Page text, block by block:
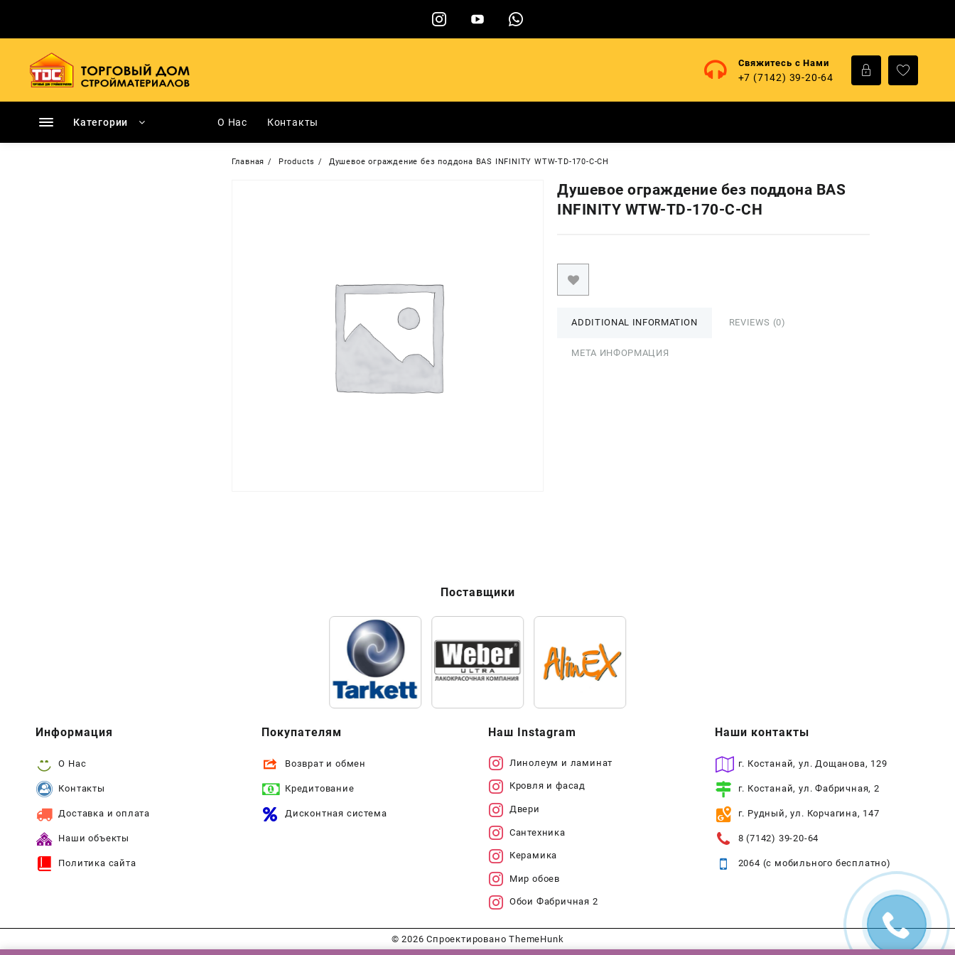
содержимому
Свяжитесь с Нами
+7 (7142) 39-20-64
Категории О Нас Контакты
Главная Products Душевое ограждение без поддона BAS INFINITY WTW-TD-170-C-CH
Душевое ограждение без поддона BAS
INFINITY WTW-TD-170-C-CH
ADDITIONAL INFORMATION REVIEWS (0)
МЕТА ИНФОРМАЦИЯ
Поставщики
Информация
О Нас
Контакты
Доставка и оплата
Наши объекты
Политика сайта
Покупателям
Возврат и обмен
Кредитование
Дисконтная система
Наш Instagram
Линолеум и ламинат
Кровля и фасад
Двери
Сантехника
Керамика
Мир обоев
Обои Фабричная 2
Наши контакты
г. Костанай, ул. Дощанова, 129
г. Костанай, ул. Фабричная, 2
г. Рудный, ул. Корчагина, 147
8 (7142) 39-20-64
2064 (с мобильного бесплатно)
© 2026Спроектировано ThemeHunk